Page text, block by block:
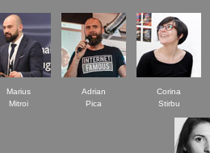
Marius
Mitroi
Adrian
Pica
Corina
Stirbu